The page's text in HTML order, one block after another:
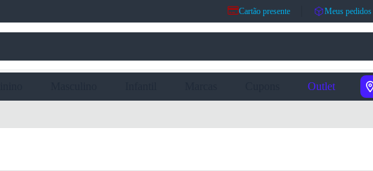
Cartão presente Meus pedidos
Outlet